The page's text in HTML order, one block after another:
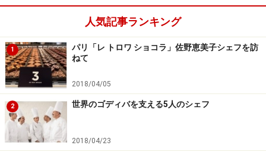
人気記事ランキング
1
パリ「レ トロワ ショコラ」佐野恵美子シェフを訪
ねて
2018/04/05
2 世界のゴディバを支える5人のシェフ
2018/04/23